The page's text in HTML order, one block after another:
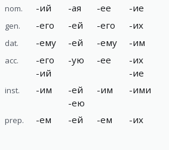
nom.
-ий -ая -ее -ие
gen. -его -ей -его -их
dat. -ему -ей -ему -им
acc. -его
-ий
-ую -ее -их
-ие
inst. -им -ей
-ею
-им -ими
prep. -ем -ей -ем -их